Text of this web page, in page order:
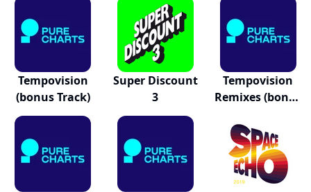
Tempovision
(bonus Track)
Super Discount
3
Tempovision
Remixes (bonus